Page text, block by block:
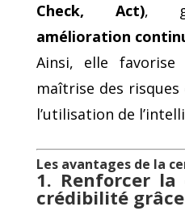
Check, Act),
amélioration
Ainsi, elle favorise
maîtrise des
l’utilisation de
Les avantages de la
1. Renforcer
crédibilité grâce